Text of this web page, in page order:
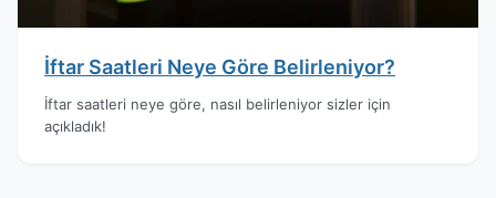
İftar Saatleri Neye Göre Belirleniyor?
İftar saatleri neye göre, nasıl belirleniyor sizler için
açıkladık!